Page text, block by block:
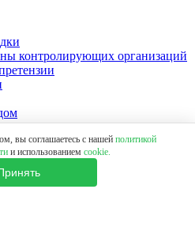
контролирующих организаций
вы соглашаетесь с нашей политикой
и использованием cookie.